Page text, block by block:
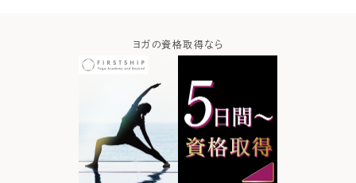
ヨガウエア・アイテムなら